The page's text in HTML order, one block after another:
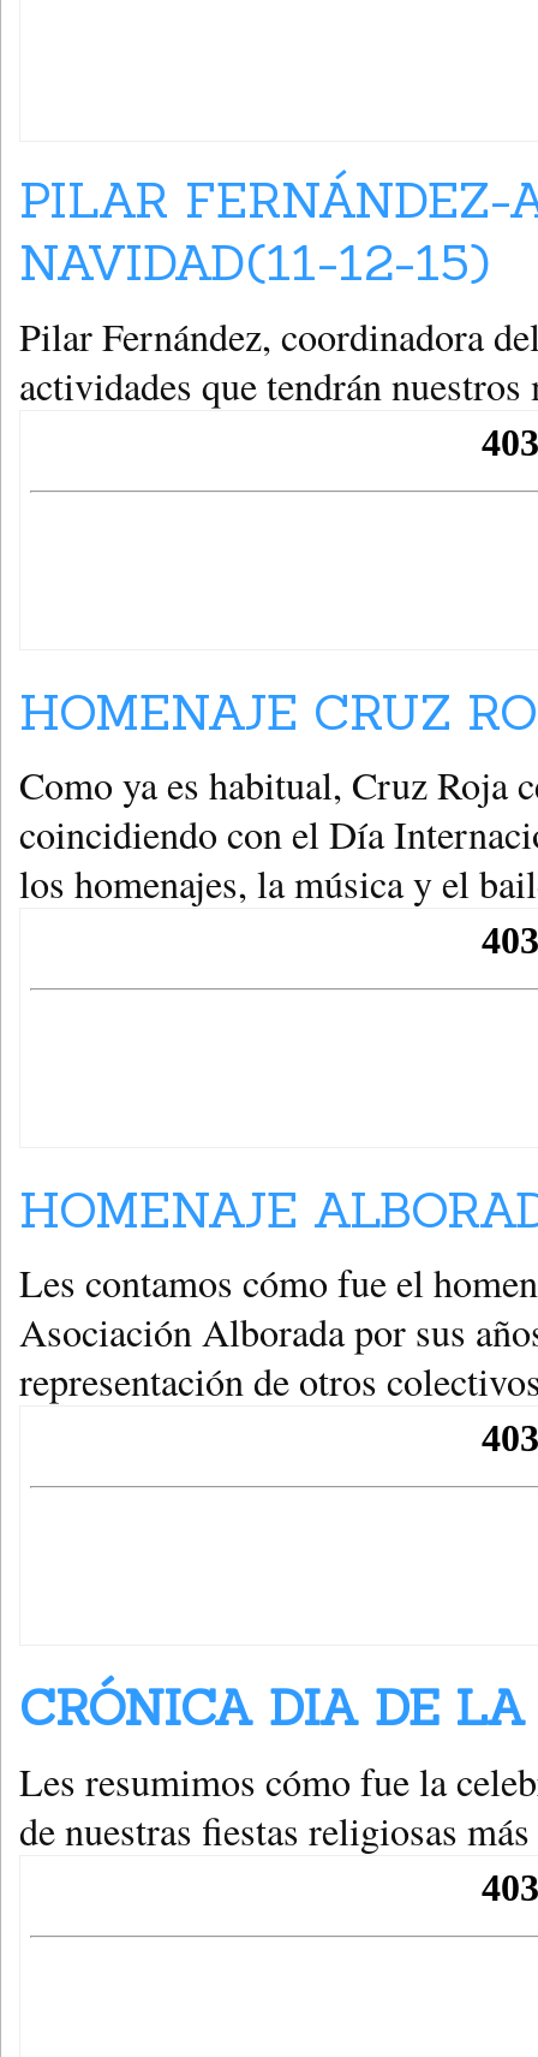
PILAR FERNÁNDEZ-
NAVIDAD(11-12-15)
Pilar Fernández, coordinadora
actividades que tendrán nuestros
HOMENAJE CRUZ
Como ya es habitual, Cruz Roja
coincidiendo con el Día
los homenajes, la música y el
HOMENAJE
Les contamos cómo fue el
Asociación Alborada por sus
representación de otros
CRÓNICA DIA DE
Les resumimos cómo fue la
de nuestras fiestas religiosas